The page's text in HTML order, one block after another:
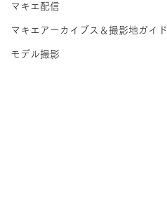
マキエ配信
マキエアーカイブス＆撮影地ガイド
モデル撮影